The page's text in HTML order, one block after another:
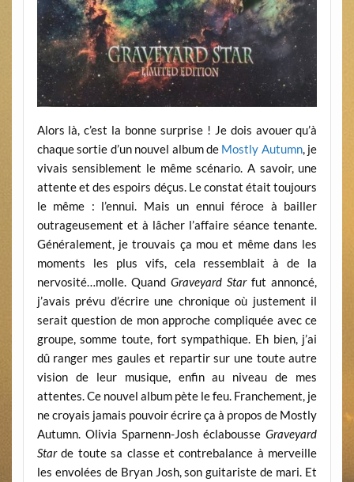
Alors là, c’est la bonne surprise ! Je dois avouer qu’à
chaque sortie d’un nouvel album de Mostly Autumn, je
vivais sensiblement le même scénario. A savoir, une
attente et des espoirs déçus. Le constat était toujours
le même : l’ennui. Mais un ennui féroce à bailler
outrageusement et à lâcher l’affaire séance tenante.
Généralement, je trouvais ça mou et même dans les
moments les plus vifs, cela ressemblait à de la
nervosité…molle. Quand Graveyard Starfut annoncé,
j’avais prévu d’écrire une chronique où justement il
serait question de mon approche compliquée avec ce
groupe, somme toute, fort sympathique. Eh bien, j’ai
dû ranger mes gaules et repartir sur une toute autre
vision de leur musique, enfin au niveau de mes
attentes. Ce nouvel album pète le feu. Franchement, je
ne croyais jamais pouvoir écrire ça à propos de Mostly
Autumn. Olivia Sparnenn-Josh éclabousseGraveyard
Starde toute sa classe et contrebalance à merveille
les envolées de Bryan Josh, son guitariste de mari. Et